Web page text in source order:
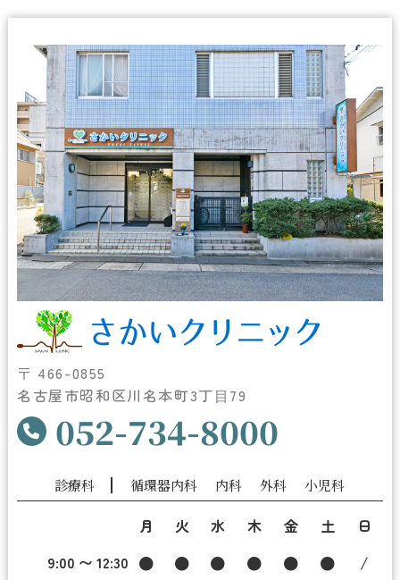
〒 466-0855
名古屋市昭和区川名本町3丁⽬79
052-734-8000
診療科 循環器内科 内科 外科 小児科
月 火 水 木 金 土
日
9:00 〜 12:30 ● ● ● ● ● ● /